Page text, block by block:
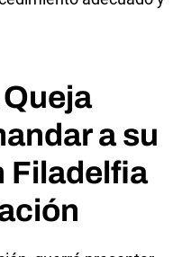
a su
Filadelfia